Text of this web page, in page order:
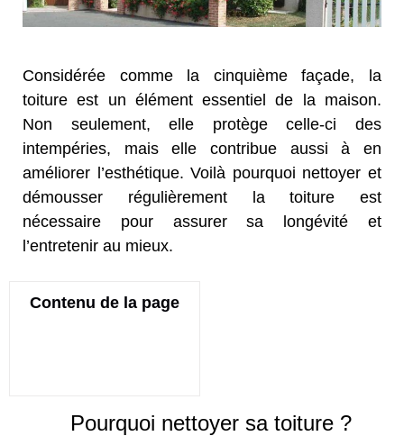
Considérée comme la cinquième façade, la
toiture est un élément essentiel de la maison.
Non seulement, elle protège celle-ci des
intempéries, mais elle contribue aussi à en
améliorer l’esthétique. Voilà pourquoi nettoyer et
démousser régulièrement la toiture est
nécessaire pour assurer sa longévité et
l’entretenir au mieux.
Contenu de la page
Pourquoi nettoyer sa toiture ?